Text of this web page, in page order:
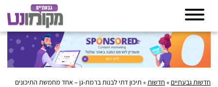
חדשות גבעתיים» חדשות » תיכון דתי לבנות ברמת-גן – אחד מחמשת התיכונים